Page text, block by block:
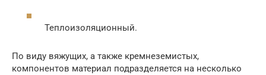
Теплоизоляционный.
По виду вяжущих, а также кремнеземистых,
компонентов материал подразделяется на несколько